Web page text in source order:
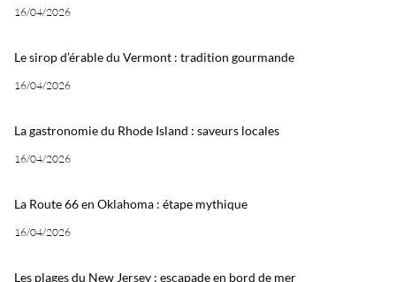
16/04/2026
Le sirop d’érable du Vermont : tradition gourmande
16/04/2026
La gastronomie du Rhode Island : saveurs locales
16/04/2026
La Route 66 en Oklahoma : étape mythique
16/04/2026
Les plages du New Jersey : escapade en bord de mer